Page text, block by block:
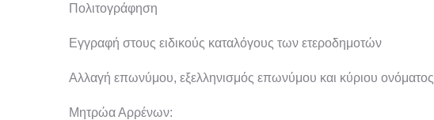
Πολιτογράφηση
Εγγραφή στους ειδικούς καταλόγους των ετεροδημοτών
Αλλαγή επωνύμου, εξελληνισμός επωνύμου και κύριου ονόματος
Μητρώα Αρρένων: